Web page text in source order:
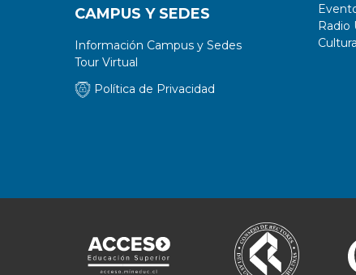
CAMPUS Y SEDES
Información Campus y Sedes
Tour Virtual
Política de Privacidad
Radio